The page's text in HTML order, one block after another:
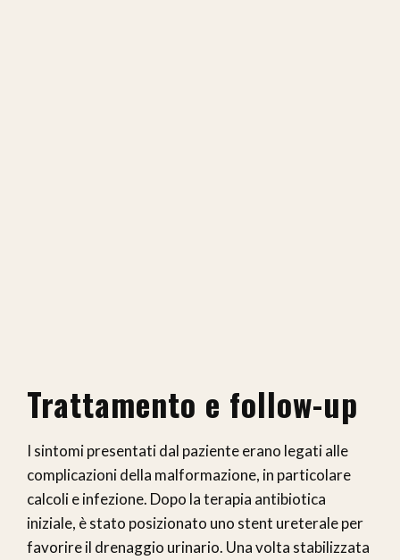
Trattamento e follow-up
I sintomi presentati dal paziente erano legati alle
complicazioni della malformazione, in particolare
calcoli e infezione. Dopo la terapia antibiotica
iniziale, è stato posizionato uno stent ureterale per
favorire il drenaggio urinario. Una volta stabilizzata